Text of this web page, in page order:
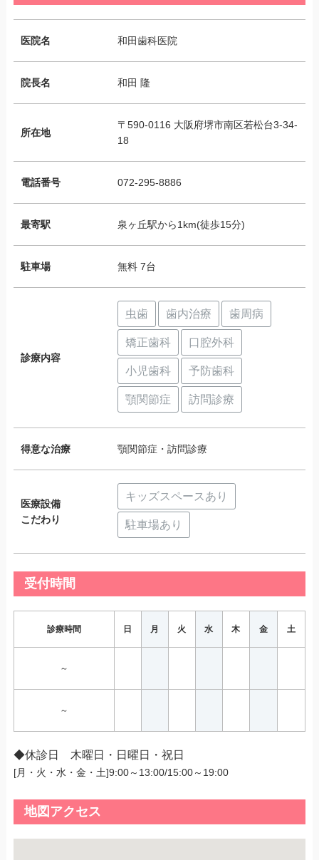
医院名 和田歯科医院
院長名 和田 隆
所在地
〒590-0116 大阪府堺市南区若松台3-34-
18
電話番号 072-295-8886
最寄駅 泉ヶ丘駅から1km(徒歩15分)
駐車場 無料 7台
診療内容
虫歯 歯内治療 歯周病
矯正歯科 口腔外科
小児歯科 予防歯科
顎関節症 訪問診療
得意な治療 顎関節症・訪問診療
医療設備
こだわり
キッズスペースあり
駐車場あり
受付時間
診療時間 日 月 火 水 木 金 土
～
～
◆休診日 木曜日・日曜日・祝日
[月・火・水・金・土]9:00～13:00/15:00～19:00
地図アクセス